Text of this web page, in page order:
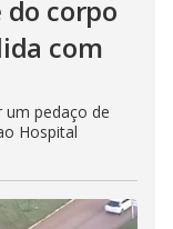
corpo
com
um pedaço de
Hospital